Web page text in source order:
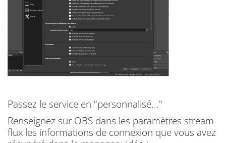
Passez le service en "personnalisé..."
Renseignez sur OBS dans les paramètres stream
flux les informations de connexion que vous avez